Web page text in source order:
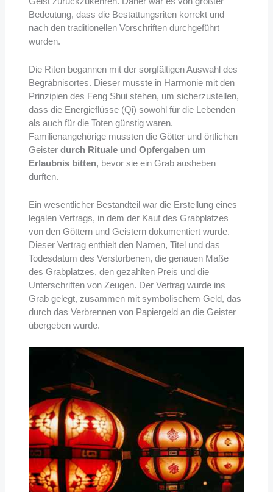
Bedeutung, dass die Bestattungsriten korrekt und
nach den traditionellen Vorschriften durchgeführt
wurden.
Die Riten begannen mit der sorgfältigen Auswahl des
Begräbnisortes. Dieser musste in Harmonie mit den
Prinzipien des Feng Shui stehen, um sicherzustellen,
dass die Energieflüsse (Qi) sowohl für die Lebenden
als auch für die Toten günstig waren.
Familienangehörige mussten die Götter und örtlichen
Geister durch Rituale und Opfergaben um
Erlaubnis bitten, bevor sie ein Grab ausheben
durften.
Ein wesentlicher Bestandteil war die Erstellung eines
legalen Vertrags, in dem der Kauf des Grabplatzes
von den Göttern und Geistern dokumentiert wurde.
Dieser Vertrag enthielt den Namen, Titel und das
Todesdatum des Verstorbenen, die genauen Maße
des Grabplatzes, den gezahlten Preis und die
Unterschriften von Zeugen. Der Vertrag wurde ins
Grab gelegt, zusammen mit symbolischem Geld, das
durch das Verbrennen von Papiergeld an die Geister
übergeben wurde.